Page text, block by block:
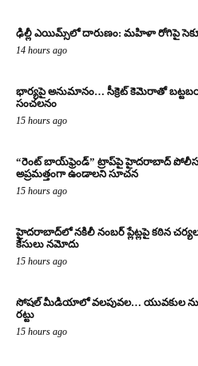
ఢిల్లీ ఎయిమ్స్‌లో దారుణం: మహిళా రోగిపై
14 hours ago
భార్యపై అనుమానం… సీక్రెట్ కెమెరాతో
సంచలనం
15 hours ago
“రెంట్ బాయ్‌ఫ్రెండ్” ట్రాప్‌పై హైదరాబాద్
అప్రమత్తంగా ఉండాలని సూచన
15 hours ago
హైదరాబాద్‌లో నకిలీ నంబర్ ప్లేట్లపై కఠిన
కేసులు నమోదు
15 hours ago
సోషల్ మీడియాలో వలపువల… యువకుల నుంచి
రట్టు
15 hours ago